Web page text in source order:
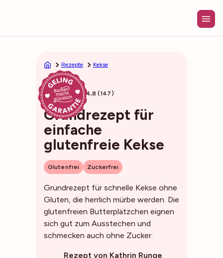
Rezepte Kekse
27min 4,8 (147)
Grundrezept für
einfache
glutenfreie Kekse
Glutenfrei Zuckerfrei
Grundrezept für schnelle Kekse ohne
Gluten, die herrlich mürbe werden. Die
glutenfreien Butterplätzchen eignen
sich gut zum Ausstechen und
schmecken auch ohne Zucker.
Rezept von Kathrin Runge